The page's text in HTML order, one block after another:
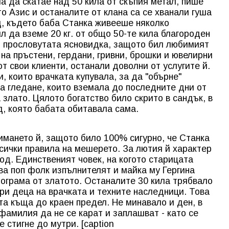
Азис и останалите от клана са се хванали гуша
където баба Станка живееше няколко
да вземе 20 кг. от общо 50-те кила благороден
ясновидка, защото бил любимият
пръстени, гердани, гривни, брошки и ювелирни
свои клиенти, останали доволни от услугите й.
които врачката купувала, за да "обърне"
гледане, които вземала до последните дни от
Цялото богатство било скрито в сандък, в
която бабата обитавала сама.
й, защото било 100% сигурно, че Станка
правила на мешерето. За лютия й характер
Единственият човек, на когото старицата
поп фолк изпълнителят и майка му Гергина
от златото. Останалите 30 кила трябвало
деца на врачката и техните наследници. Това
къща до краен предел. Не минавало и ден, в
да не се карат и заплашват - като се
стигне до мутри. [caption